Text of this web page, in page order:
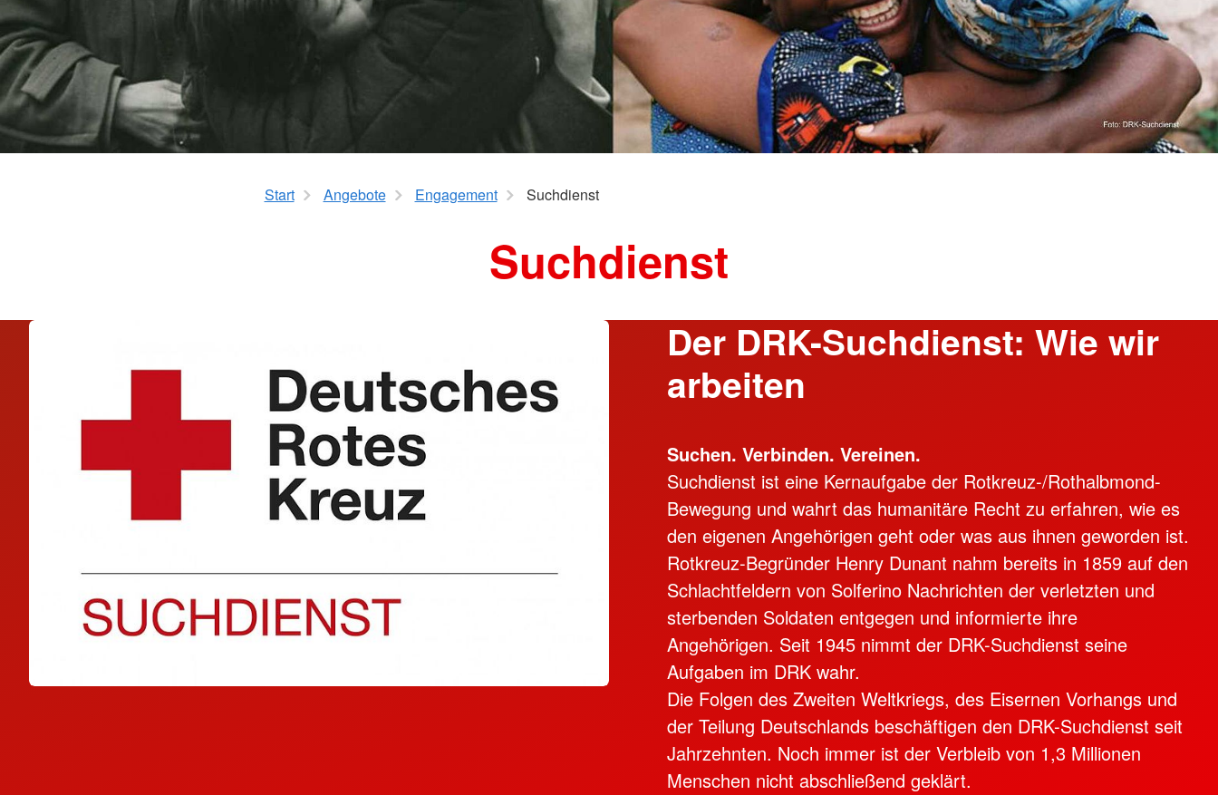
Start Angebote Engagement Suchdienst
Suchdienst
Der DRK-Suchdienst: Wie wir
arbeiten
Suchen. Verbinden. Vereinen.
Suchdienst ist eine Kernaufgabe der Rotkreuz-/Rothalbmond-
Bewegung und wahrt das humanitäre Recht zu erfahren, wie es
den eigenen Angehörigen geht oder was aus ihnen geworden ist.
Rotkreuz-Begründer Henry Dunant nahm bereits in 1859 auf den
Schlachtfeldern von Solferino Nachrichten der verletzten und
sterbenden Soldaten entgegen und informierte ihre
Angehörigen. Seit 1945 nimmt der DRK-Suchdienst seine
Aufgaben im DRK wahr.
Die Folgen des Zweiten Weltkriegs, des Eisernen Vorhangs und
der Teilung Deutschlands beschäftigen den DRK-Suchdienst seit
Jahrzehnten. Noch immer ist der Verbleib von 1,3 Millionen
Menschen nicht abschließend geklärt.